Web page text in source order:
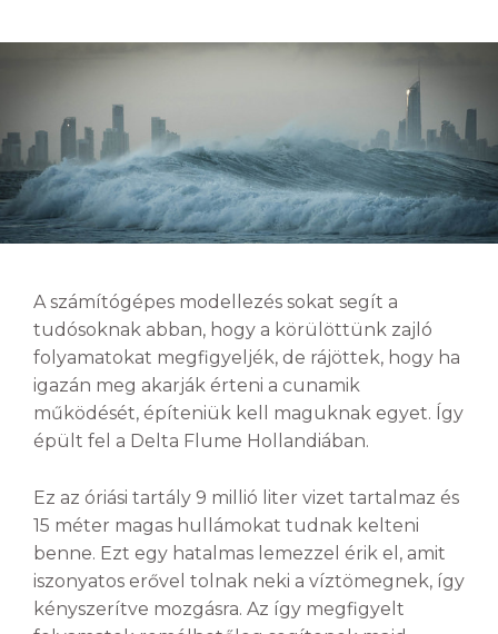
A számítógépes modellezés sokat segít a
tudósoknak abban, hogy a körülöttünk zajló
folyamatokat megfigyeljék, de rájöttek, hogy ha
igazán meg akarják érteni a cunamik
működését, építeniük kell maguknak egyet. Így
épült fel a Delta Flume Hollandiában.
Ez az óriási tartály 9 millió liter vizet tartalmaz és
15 méter magas hullámokat tudnak kelteni
benne. Ezt egy hatalmas lemezzel érik el, amit
iszonyatos erővel tolnak neki a víztömegnek, így
kényszerítve mozgásra. Az így megfigyelt